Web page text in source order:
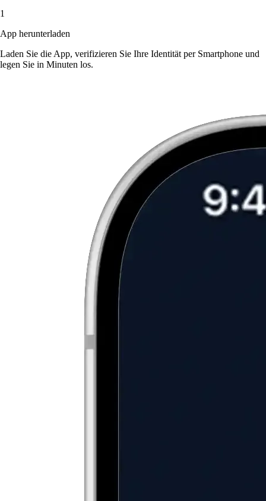
1
App herunterladen
Laden Sie die App, verifizieren Sie Ihre Identität per Smartphone und
legen Sie in Minuten los.